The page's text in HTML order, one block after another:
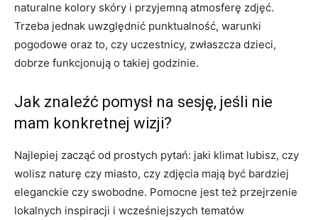
naturalne kolory skóry i przyjemną atmosferę zdjęć.
Trzeba jednak uwzględnić punktualność, warunki
pogodowe oraz to, czy uczestnicy, zwłaszcza dzieci,
dobrze funkcjonują o takiej godzinie.
Jak znaleźć pomysł na sesję, jeśli nie
mam konkretnej wizji?
Najlepiej zacząć od prostych pytań: jaki klimat lubisz, czy
wolisz naturę czy miasto, czy zdjęcia mają być bardziej
eleganckie czy swobodne. Pomocne jest też przejrzenie
lokalnych inspiracji i wcześniejszych tematów